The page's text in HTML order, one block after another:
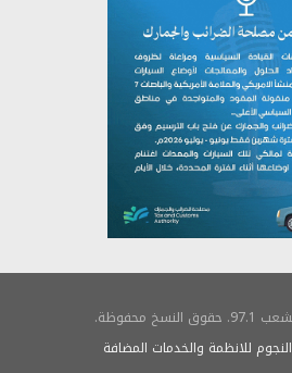
النجوم للانظمة والخدمات المضافة